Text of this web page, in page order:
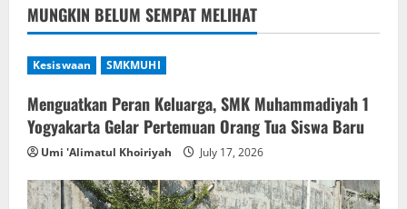
MUNGKIN BELUM SEMPAT MELIHAT
Kesiswaan SMKMUHI
Menguatkan Peran Keluarga, SMK Muhammadiyah 1
Yogyakarta Gelar Pertemuan Orang Tua Siswa Baru
Umi 'Alimatul Khoiriyah July 17, 2026